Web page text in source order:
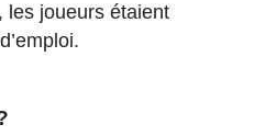
les joueurs étaient